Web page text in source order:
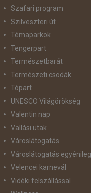
Szafari program
Szilveszteri út
Témaparkok
Tengerpart
Természetbarát
Természeti csodák
Tópart
UNESCO Világörökség
Valentin nap
Vallási utak
Városlátogatás
Városlátogatás egyénileg
Velencei karnevál
Vidéki felszállással